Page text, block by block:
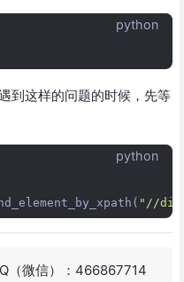
python
到这样的问题的时候，先等
python
( "//
（微信）：466867714